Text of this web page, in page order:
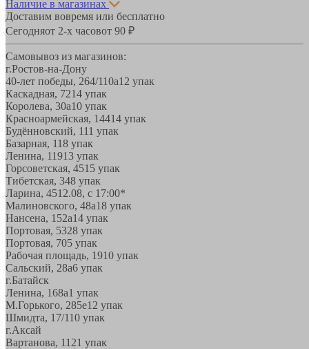
Наличие в магазинах
Доставим вовремя или бесплатно
Сегодняот 2-х часовот 90 ₽
Самовывоз из магазинов:
г.Ростов-на-Дону
40-лет победы, 264/110а12 упак
Каскадная, 7214 упак
Королева, 30а10 упак
Красноармейская, 14414 упак
Будённовский, 111 упак
Базарная, 118 упак
Ленина, 11913 упак
Горсоветская, 4515 упак
Тибетская, 348 упак
Ларина, 4512.08, с 17:00*
Малиновского, 48а18 упак
Нансена, 152а14 упак
Портовая, 5328 упак
Портовая, 705 упак
Рабочая площадь, 1910 упак
Сальский, 28a6 упак
г.Батайск
Ленина, 168а1 упак
М.Горького, 285е12 упак
Шмидта, 17/110 упак
г.Аксай
Вартанова, 11 21 упак